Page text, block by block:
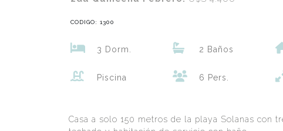
CODIGO: 1300
3 Dorm. 2 Baños
Piscina 6 Pers.
Casa a solo 150 metros de la playa Solanas con